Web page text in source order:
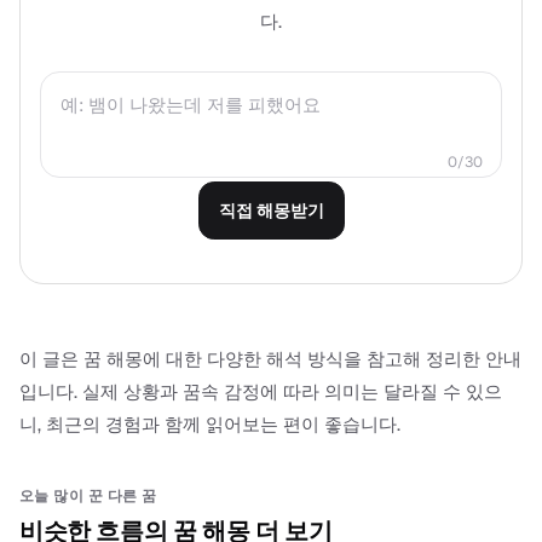
다.
0/30
직접 해몽받기
이 글은 꿈 해몽에 대한 다양한 해석 방식을 참고해 정리한 안내
입니다. 실제 상황과 꿈속 감정에 따라 의미는 달라질 수 있으
니, 최근의 경험과 함께 읽어보는 편이 좋습니다.
오늘 많이 꾼 다른 꿈
비슷한 흐름의 꿈 해몽 더 보기